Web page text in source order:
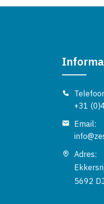
+31
Email:
Adres:
5692